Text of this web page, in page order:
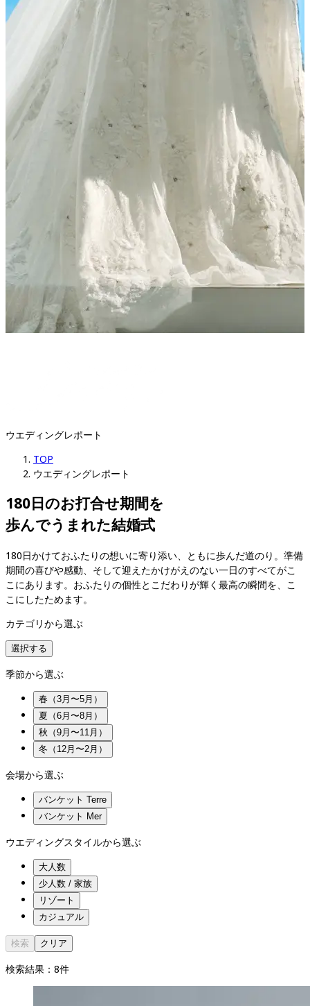
ウエディングレポート
TOP
ウエディングレポート
180日のお打合せ期間を
歩んでうまれた結婚式
180日かけておふたりの想いに寄り添い、ともに歩んだ道のり。準備
期間の喜びや感動、そして迎えたかけがえのない一日のすべてがこ
こにあります。おふたりの個性とこだわりが輝く最高の瞬間を、こ
こにしたためます。
カテゴリから選ぶ
選択する
季節から選ぶ
春（3月〜5月）
夏（6月〜8月）
秋（9月〜11月）
冬（12月〜2月）
会場から選ぶ
バンケット Terre
バンケット Mer
ウエディングスタイルから選ぶ
大人数
少人数 / 家族
リゾート
カジュアル
検索 クリア
検索結果： 8件